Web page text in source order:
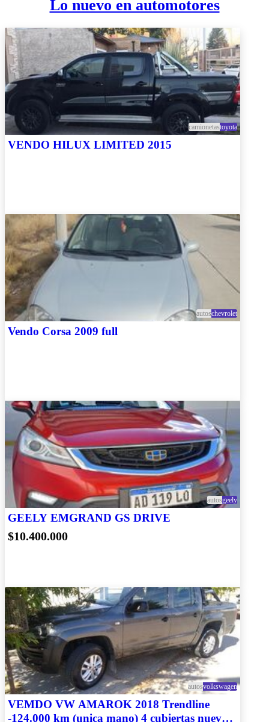
Lo nuevo en automotores
camionetastoyota
VENDO HILUX LIMITED 2015
autoschevrolet
Vendo Corsa 2009 full
autosgeely
GEELY EMGRAND GS DRIVE
$10.400.000
autosvolkswagen
VEMDO VW AMAROK 2018 Trendline
-124.000 km (unica mano) 4 cubiertas nuevas